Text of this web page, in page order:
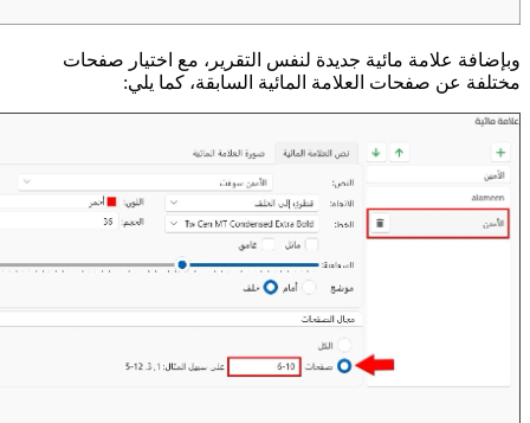
وبإضافة علامة مائية جديدة لنفس التقرير، مع اختيار صفحات
مختلفة عن صفحات العلامة المائية السابقة، كما يلي: